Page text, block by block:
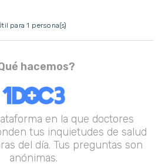
para 1 persona(s)
hacemos?
en la que doctores
tus inquietudes de salud
del día. Tus preguntas son
anónimas.